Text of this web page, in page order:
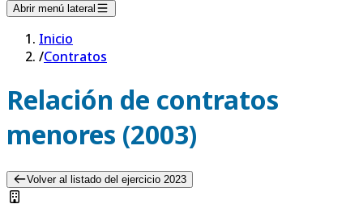
Abrir menú lateral
Inicio
/Contratos
Relación de contratos
menores (2003)
Volver al listado del ejercicio 2023